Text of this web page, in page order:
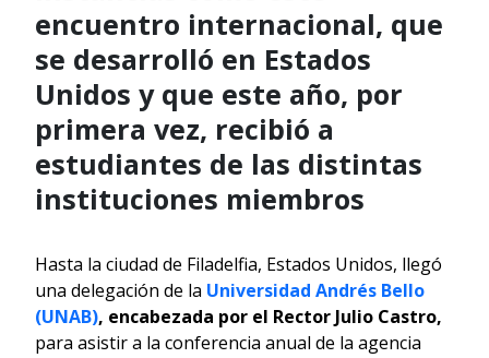
encuentro internacional, que
se desarrolló en Estados
Unidos y que este año, por
primera vez, recibió a
estudiantes de las distintas
instituciones miembros
Hasta la ciudad de Filadelfia, Estados Unidos, llegó
una delegación de la Universidad Andrés Bello
(UNAB), encabezada por el Rector Julio Castro,
para asistir a la conferencia anual de la agencia